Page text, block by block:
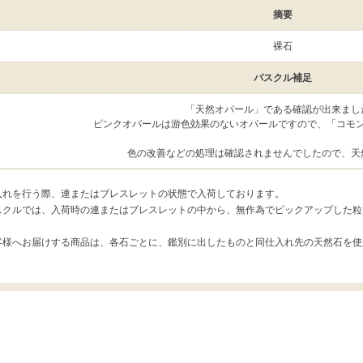
摘要
裸石
パスクル補足
「天然オパール」である確認が出来ま
ピンクオパールは游色効果のないオパールですので、「コモ
色の改善などの処理は確認されませんでしたので、
れを行う際、連またはブレスレットの状態で入荷しております。
クルでは、入荷時の連またはブレスレットの中から、無作為でピックアップした
様へお届けする商品は、各石ごとに、鑑別に出したものと同仕入れ先の天然石を